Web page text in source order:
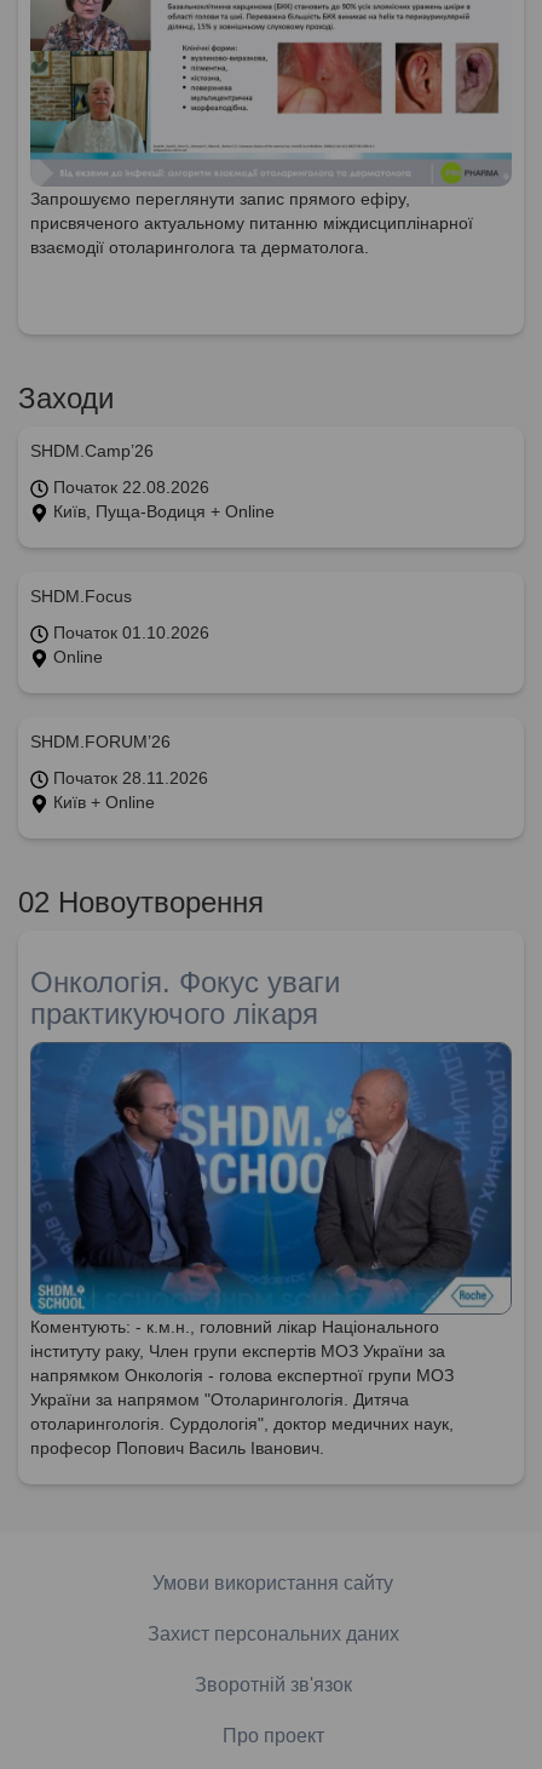
Запрошуємо переглянути запис прямого ефіру,
присвяченого актуальному питанню міждисциплінарної
взаємодії отоларинголога та дерматолога.
Заходи
SHDM.Camp’26
Початок 22.08.2026
Київ, Пуща-Водиця + Online
SHDM.Focus
Початок 01.10.2026
Online
SHDM.FORUM’26
Початок 28.11.2026
Київ + Online
02 Новоутворення
Онкологія. Фокус уваги
практикуючого лікаря
Коментують: - к.м.н., головний лікар Національного
інституту раку, Член групи експертів МОЗ України за
напрямком Онкологія - голова експертної групи МОЗ
України за напрямом "Отоларингологія. Дитяча
отоларингологія. Сурдологія", доктор медичних наук,
професор Попович Василь Іванович.
Умови використання сайту
Захист персональних даних
Зворотній зв'язок
Про проект